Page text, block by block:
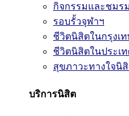
กิจกรรมและชมรม
รอบรั้วจุฬาฯ
ชีวิตนิสิตในกรุงเ
ชีวิตนิสิตในประเ
สุขภาวะทางใจนิ
บริการนิสิต